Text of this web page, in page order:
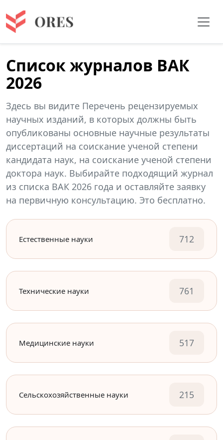
Список журналов ВАК
2026
Здесь вы видите Перечень рецензируемых
научных изданий, в которых должны быть
опубликованы основные научные результаты
диссертаций на соискание ученой степени
кандидата наук, на соискание ученой степени
доктора наук. Выбирайте подходящий журнал
из списка ВАК 2026 года и оставляйте заявку
на первичную консультацию. Это бесплатно.
Естественные науки 712
Технические науки 761
Медицинские науки 517
Сельскохозяйственные науки 215